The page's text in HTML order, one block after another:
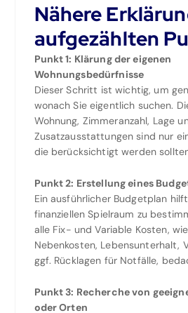
Nähere
aufgezählten
Punkt 1: Klärung der eigenen
Wohnungsbedürfnisse
Dieser Schritt ist wichtig, um
wonach Sie eigentlich suchen.
Wohnung, Zimmeranzahl, Lage
Zusatzausstattungen sind nur
die berücksichtigt werden
Punkt 2: Erstellung eines
Ein ausführlicher Budgetplan
finanziellen Spielraum zu
alle Fix- und Variable Kosten,
Nebenkosten, Lebensunterhalt,
ggf. Rücklagen für Notfälle,
Punkt 3: Recherche von
oder Orten